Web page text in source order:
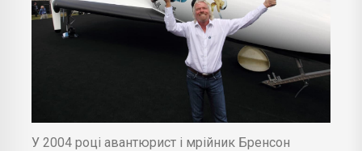
У 2004 році авантюрист і мрійник Бренсон